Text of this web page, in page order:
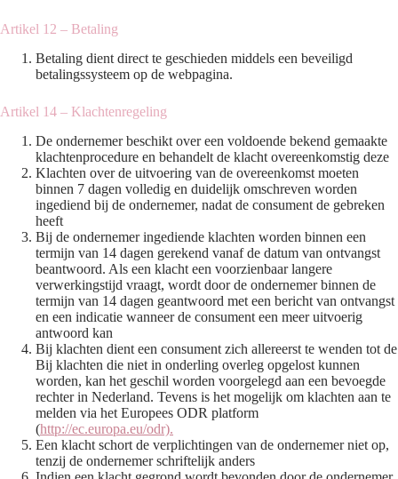
Artikel 12 – Betaling
Betaling dient direct te geschieden middels een beveiligd
betalingssysteem op de webpagina.
Artikel 14 – Klachtenregeling
De ondernemer beschikt over een voldoende bekend gemaakte
klachtenprocedure en behandelt de klacht overeenkomstig deze
Klachten over de uitvoering van de overeenkomst moeten
binnen 7 dagen volledig en duidelijk omschreven worden
ingediend bij de ondernemer, nadat de consument de gebreken
heeft
Bij de ondernemer ingediende klachten worden binnen een
termijn van 14 dagen gerekend vanaf de datum van ontvangst
beantwoord. Als een klacht een voorzienbaar langere
verwerkingstijd vraagt, wordt door de ondernemer binnen de
termijn van 14 dagen geantwoord met een bericht van ontvangst
en een indicatie wanneer de consument een meer uitvoerig
antwoord kan
Bij klachten dient een consument zich allereerst te wenden tot de
Bij klachten die niet in onderling overleg opgelost kunnen
worden, kan het geschil worden voorgelegd aan een bevoegde
rechter in Nederland. Tevens is het mogelijk om klachten aan te
melden via het Europees ODR platform
(http://ec.europa.eu/odr).
Een klacht schort de verplichtingen van de ondernemer niet op,
tenzij de ondernemer schriftelijk anders